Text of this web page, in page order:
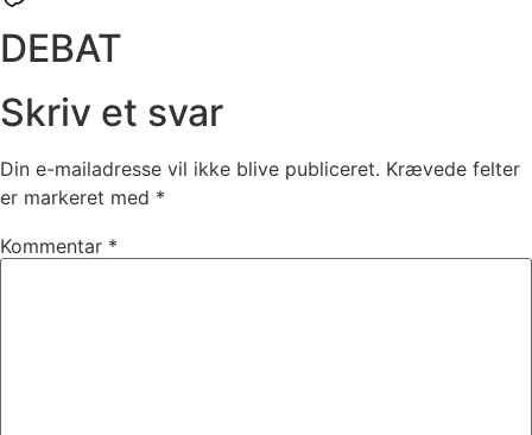
DEBAT
Skriv et svar
Din e-mailadresse vil ikke blive publiceret. Krævede felter
er markeret med *
Kommentar *